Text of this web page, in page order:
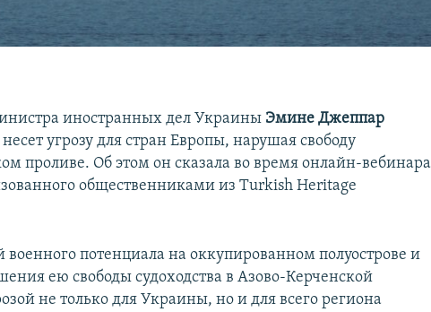
иностранных дел Украины Эмине Джеппар
угрозу для стран Европы, нарушая свободу
проливе. Об этом он сказала во время онлайн-вебинара
общественниками из Turkish Heritage
потенциала на оккупированном полуострове и
ею свободы судоходства в Азово-Керченской
не только для Украины, но и для всего региона